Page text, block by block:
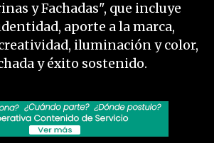
y Fachadas", que incluye
aporte a la marca,
iluminación y color,
y éxito sostenido.